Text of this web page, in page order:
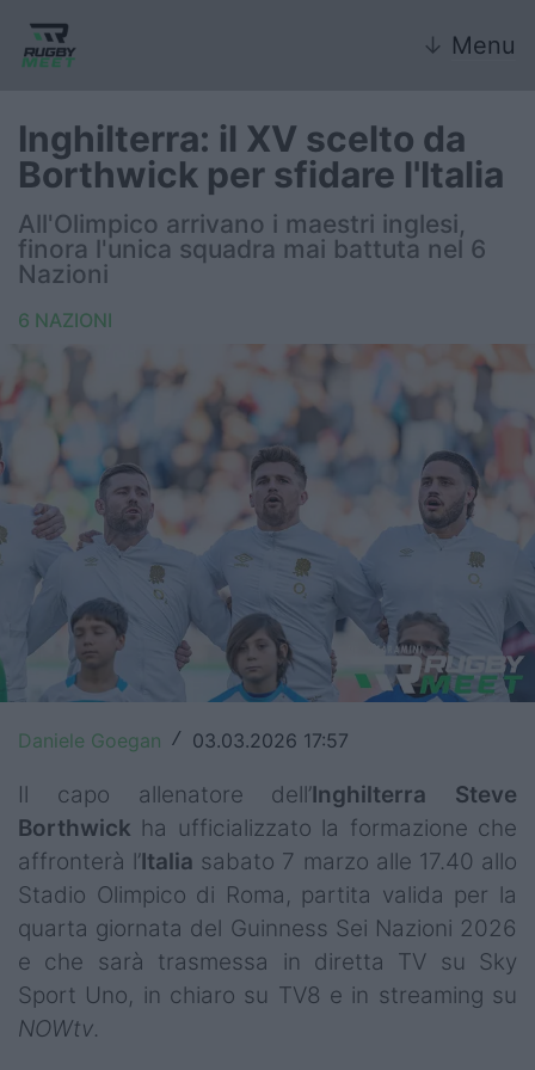
↓ Menu
Nazionali giovanili
Rugby Sevens
Internazionale
6 Nazioni
United Rugby Championship
Top14
Premiership
Champions Cup
Challenge Cup
World Rugby
Rugby World Cup
Super Rugby
Rugby in TV
Mercato
Serie A Elite
Inghilterra: il XV scelto da
Borthwick per sfidare l'Italia
All'Olimpico arrivano i maestri inglesi,
finora l'unica squadra mai battuta nel 6
Nazioni
6 NAZIONI
Daniele Goegan / 03.03.2026 17:57
Il capo allenatore dell’Inghilterra
Steve
Borthwick ha ufficializzato la formazione che
affronterà l’Italia sabato 7 marzo alle 17.40 allo
Stadio Olimpico di Roma, partita valida per la
quarta giornata del Guinness Sei Nazioni 2026
e che sarà trasmessa in diretta TV su Sky
Sport Uno, in chiaro su TV8 e in streaming su
NOWtv.